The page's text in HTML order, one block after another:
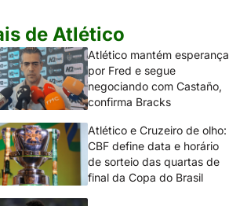
de Atlético
Atlético mantém esperança
por Fred e segue
negociando com Castaño,
confirma Bracks
Atlético e Cruzeiro de olho:
CBF define data e horário
de sorteio das quartas de
final da Copa do Brasil